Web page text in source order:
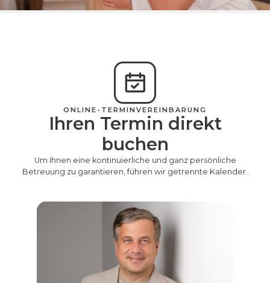
ONLINE-TERMINVEREINBARUNG
Ihren Termin direkt
buchen
Um Ihnen eine kontinuierliche und ganz persönliche
Betreuung zu garantieren, führen wir getrennte Kalender.